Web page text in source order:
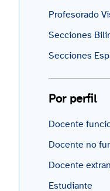
Profesorado
Secciones
Secciones
Por perfil
Docente
Docente no
Docente
Estudiante